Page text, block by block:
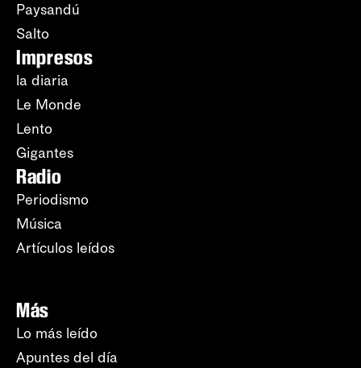
Paysandú
Salto
Impresos
la diaria
Le Monde
Lento
Gigantes
Radio
Periodismo
Música
Artículos leídos
Más
Lo más leído
Apuntes del día